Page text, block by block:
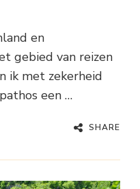
en
gebied van reizen
ik met zekerheid
een …
SHARE